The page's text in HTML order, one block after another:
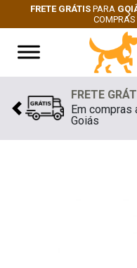
FRETE GRÁTIS PARA
COMPRAS
FRETE
Em compras
Goiás
Previous